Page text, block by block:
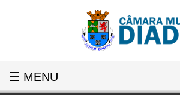
☰ MENU